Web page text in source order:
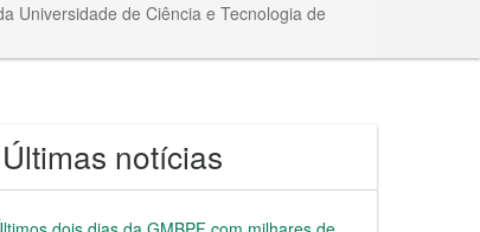
Universidade de Ciência e Tecnologia de
Últimas notícias